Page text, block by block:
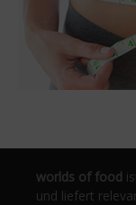
worlds of food
und liefert